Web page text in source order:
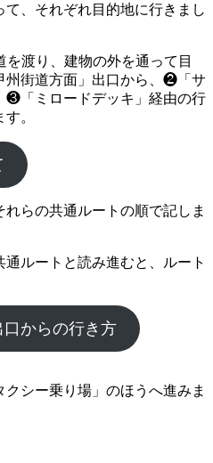
、それぞれ目的地に行きまし
渡り、建物の外を通って目
街道方面」出口から、❷「サ
❸「ミロードデッキ」経由の行
。
らの共通ルートの順で記しま
ルートと読み進むと、ルート
からの行き方
シー乗り場」のほうへ進みま